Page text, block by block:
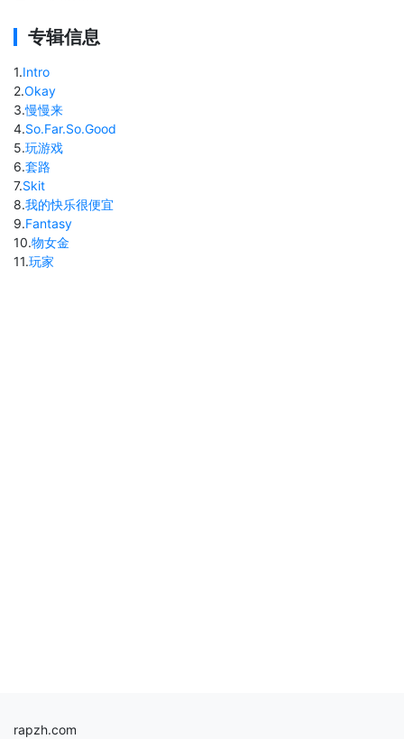
专辑信息
1.Intro
2.Okay
3.慢慢来
4.So.Far.So.Good
5.玩游戏
6.套路
7.Skit
8.我的快乐很便宜
9.Fantasy
10.物女金
11.玩家
rapzh.com